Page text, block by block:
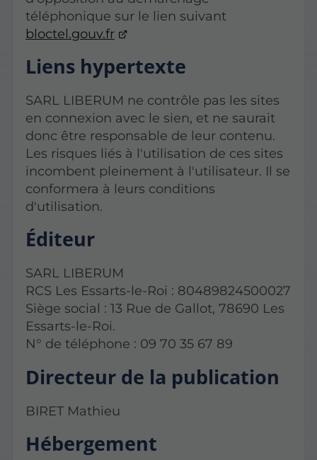
téléphonique sur le lien suivant
bloctel.gouv.fr
Liens hypertexte
SARL LIBERUM ne contrôle pas les sites
en connexion avec le sien, et ne saurait
donc être responsable de leur contenu.
Les risques liés à l'utilisation de ces sites
incombent pleinement à l'utilisateur. Il se
conformera à leurs conditions
d'utilisation.
Éditeur
SARL LIBERUM
RCS Les Essarts-le-Roi : 80489824500027
Siège social : 13 Rue de Gallot, 78690 Les
Essarts-le-Roi.
N° de téléphone : 09 70 35 67 89
Directeur de la publication
BIRET Mathieu
Hébergement